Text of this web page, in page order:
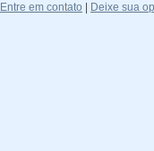
Entre em contato
Deixe sua